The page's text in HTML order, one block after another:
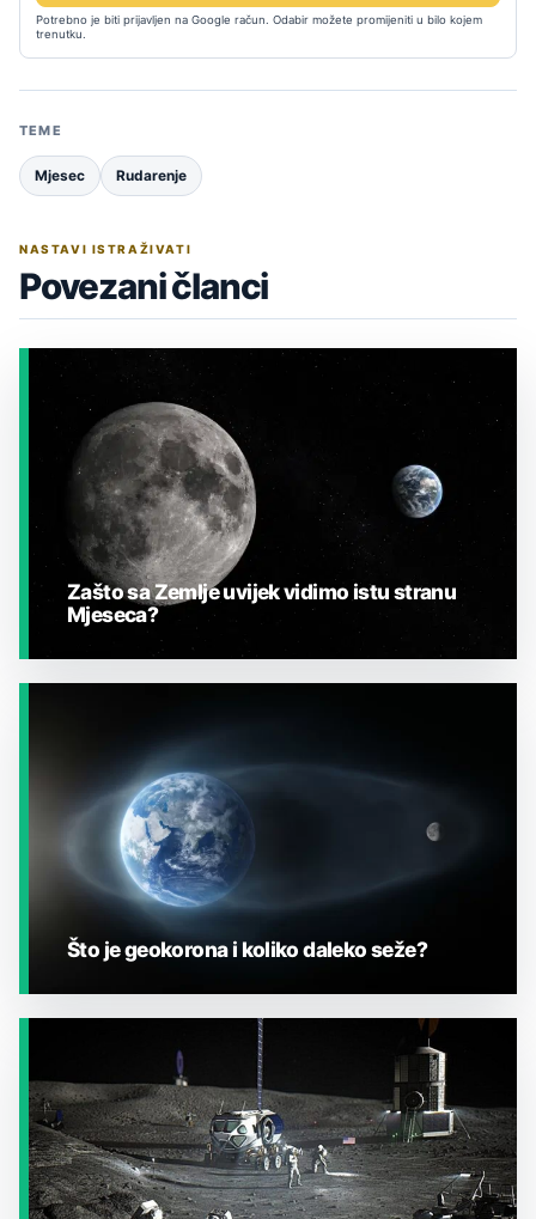
Potrebno je biti prijavljen na Google račun. Odabir možete promijeniti u bilo kojem
trenutku.
TEME
Mjesec Rudarenje
NASTAVI ISTRAŽIVATI
Povezani članci
Zašto sa Zemlje uvijek vidimo istu stranu
Mjeseca?
JESTE LI ZNALI?
Što je geokorona i koliko daleko seže?